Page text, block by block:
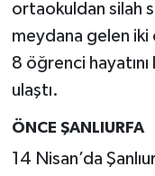
ortaokuldan silah
meydana gelen
8 öğrenci hayatını
ulaştı.
ÖNCE ŞANLIURFA
14 Nisan’da